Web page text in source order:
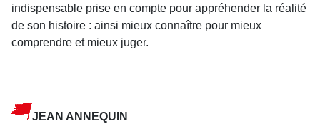
indispensable prise en compte pour appréhender la réalité
de son histoire : ainsi mieux connaître pour mieux
comprendre et mieux juger.
JEAN ANNEQUIN